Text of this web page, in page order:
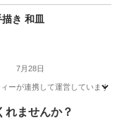
き 和皿
7月28日
ィーが連携して運営してい
れませんか？